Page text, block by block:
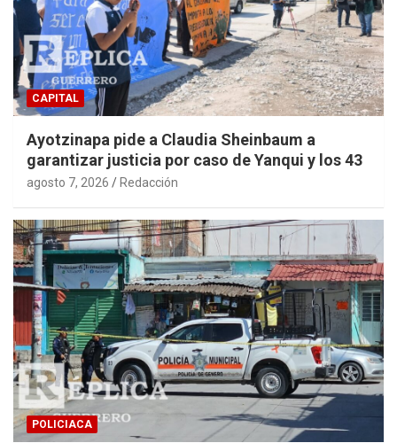
CAPITAL
Ayotzinapa pide a Claudia Sheinbaum a
garantizar justicia por caso de Yanqui y los 43
agosto 7, 2026 Redacción
POLICIACA